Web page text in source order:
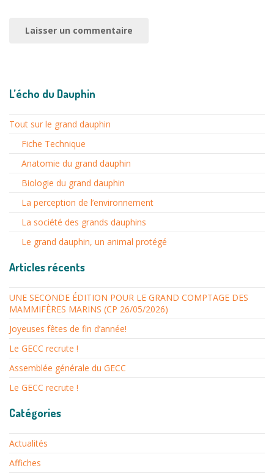
L’écho du Dauphin
Tout sur le grand dauphin
Fiche Technique
Anatomie du grand dauphin
Biologie du grand dauphin
La perception de l’environnement
La société des grands dauphins
Le grand dauphin, un animal protégé
Articles récents
UNE SECONDE ÉDITION POUR LE GRAND COMPTAGE DES
MAMMIFÈRES MARINS (CP 26/05/2026)
Joyeuses fêtes de fin d’année!
Le GECC recrute !
Assemblée générale du GECC
Le GECC recrute !
Catégories
Actualités
Affiches